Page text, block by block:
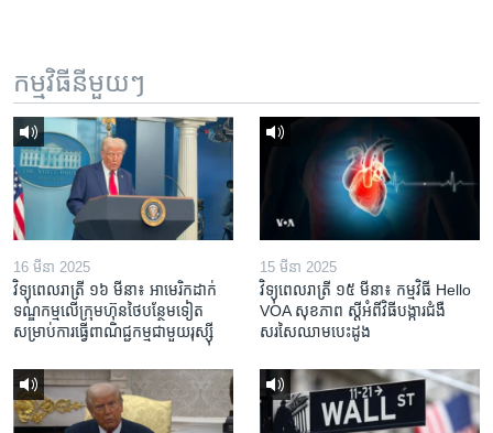
កម្មវិធី​នីមួយៗ
16 មីនា 2025
វិទ្យុពេលរាត្រី ១៦ មីនា៖ អាមេរិក​ដាក់​
ទណ្ឌកម្ម​លើ​ក្រុមហ៊ុន​ថៃ​បន្ថែម​ទៀត​
សម្រាប់​ការ​ធ្វើ​ពាណិជ្ជកម្ម​ជាមួយ​រុស្ស៊ី
15 មីនា 2025
វិទ្យុពេលរាត្រី ១៥ មីនា៖ កម្មវិធី ​Hello
VOA សុខភាព ស្ដី​អំពី​វិធី​បង្ការ​ជំងឺ​
សរសៃ​ឈាម​បេះដូង